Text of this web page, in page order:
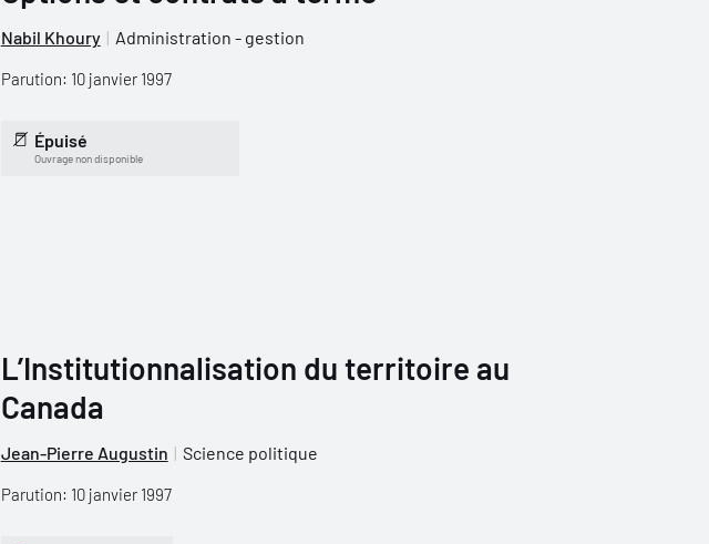
Nabil Khoury Administration - gestion
Parution: 10 janvier 1997
Épuisé
Ouvrage non disponible
L’Institutionnalisation du territoire au
Canada
Jean-Pierre Augustin Science politique
Parution: 10 janvier 1997